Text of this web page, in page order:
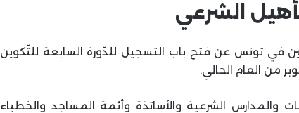
الشرعي
في تونس عن فتح باب التسجيل للدّورة السابعة للتّكوين
والمدارس الشرعية والأساتذة وأئمة المساجد والخطباء